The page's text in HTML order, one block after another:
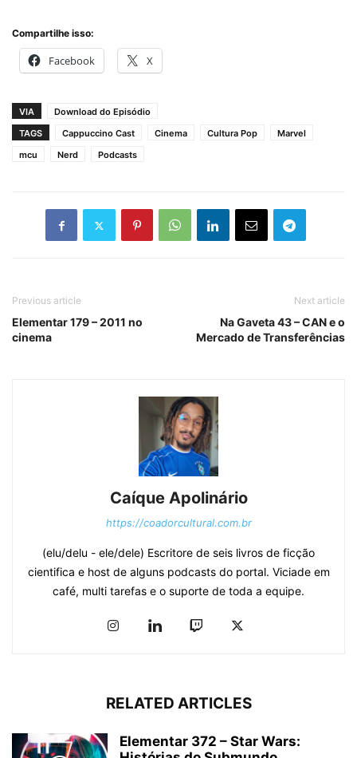
Compartilhe isso:
Facebook X
VIA
Download do Episódio
TAGS
Cappuccino Cast Cinema Cultura Pop
Marvel
mcu
Nerd Podcasts
Previous article
Elementar 179 – 2011 no
cinema
Next article
Na Gaveta 43 – CAN e o
Mercado de Transferências
Caíque Apolinário
https://coadorcultural.com.br
(elu/delu - ele/dele) Escritore de seis livros de ficção
cientifica e host de alguns podcasts do portal. Viciade em
café, multi tarefas e o suporte de toda a equipe.
RELATED ARTICLES
Elementar 372 – Star Wars: